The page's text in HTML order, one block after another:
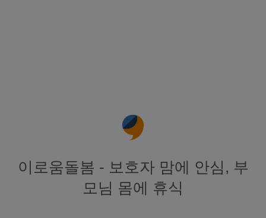
이로움돌봄 - 보호자 맘에 안심, 부
모님 몸에 휴식